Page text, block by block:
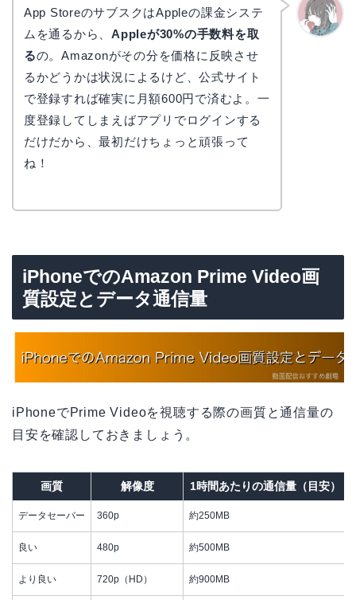
App StoreのサブスクはAppleの課金システ
ムを通るから、Appleが30%の手数料を取
るの。Amazonがその分を価格に反映させ
るかどうかは状況によるけど、公式サイト
で登録すれば確実に月額600円で済むよ。一
度登録してしまえばアプリでログインする
だけだから、最初だけちょっと頑張って
ね！
iPhoneでのAmazon Prime Video画
質設定とデータ通信量
iPhoneでPrime Videoを視聴する際の画質と通信量の
目安を確認しておきましょう。
画質 解像度 1時間あたりの通信量（目安）
データセーバー 360p 約250MB
良い 480p 約500MB
より良い 720p（HD） 約900MB